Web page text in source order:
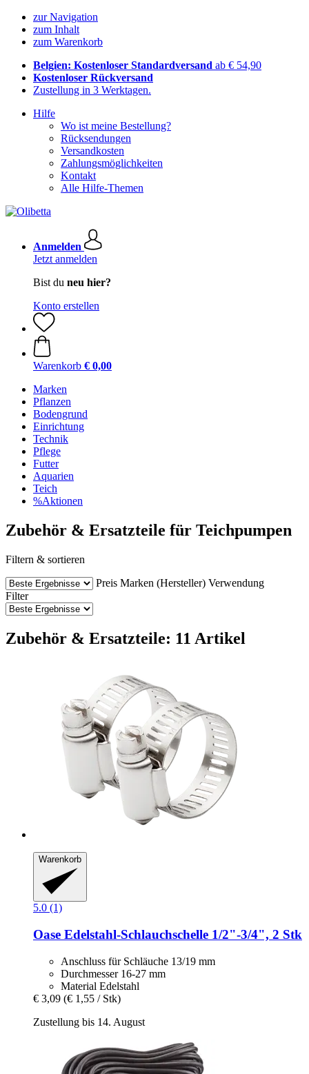
zur Navigation
zum Inhalt
zum Warenkorb
Belgien: Kostenloser Standardversand ab € 54,90
Kostenloser Rückversand
Zustellung in 3 Werktagen.
Hilfe
Wo ist meine Bestellung?
Rücksendungen
Versandkosten
Zahlungsmöglichkeiten
Kontakt
Alle Hilfe-Themen
Anmelden
Jetzt anmelden
Bist du neu hier?
Konto erstellen
Warenkorb € 0,00
Marken
Pflanzen
Bodengrund
Einrichtung
Technik
Pflege
Futter
Aquarien
Teich
%Aktionen
Zubehör & Ersatzteile für Teichpumpen
Filtern & sortieren
Preis Marken (Hersteller) Verwendung
Filter
Zubehör & Ersatzteile: 11 Artikel
Warenkorb
5.0 (1)
Oase Edelstahl-​Schlauchschelle 1/2"-​3/4", 2 Stk
Anschluss für Schläuche 13/19 mm
Durchmesser 16-27 mm
Material Edelstahl
€ 3,09 (€ 1,55 / Stk)
Zustellung bis 14. August